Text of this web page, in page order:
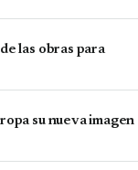
las obras para
su nueva imagen